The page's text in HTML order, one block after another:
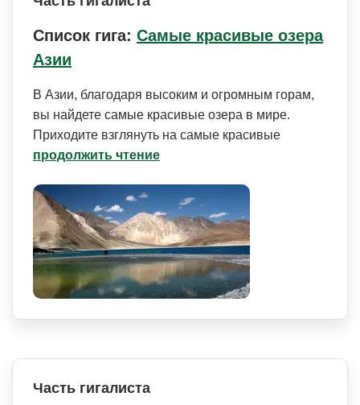
Список гига: Самые красивые озера
Азии
В Азии, благодаря высоким и огромным горам,
вы найдете самые красивые озера в мире.
Приходите взглянуть на самые красивые
продолжить чтение
Часть гигалиста